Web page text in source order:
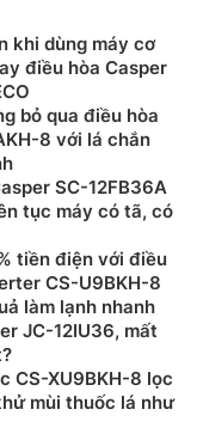
khi dùng máy cơ
điều hòa Casper
bỏ qua điều hòa
8 với lá chắn
SC-12FB36A
tục máy có tã, có
tiền điện với điều
CS-U9BKH-8
làm lạnh nhanh
JC-12IU36, mất
CS-XU9BKH-8 lọc
mùi thuốc lá như